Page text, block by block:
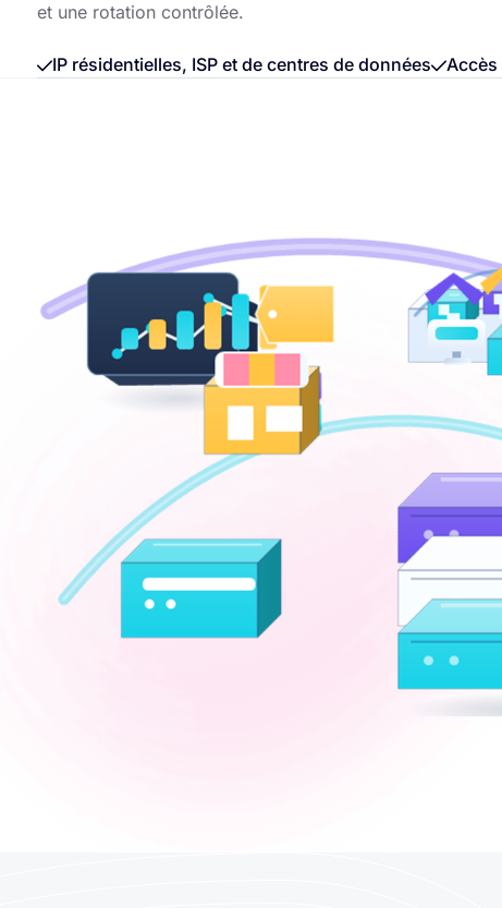
et une rotation contrôlée.
IP résidentielles, ISP et de centres de données